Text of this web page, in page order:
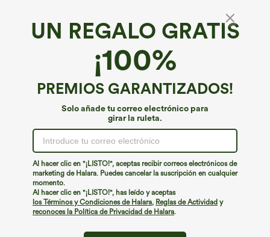
UN REGALO GRATIS
¡100%
PREMIOS GARANTIZADOS!
Solo añade tu correo electrónico para
girar la ruleta.
Al hacer clic en "¡LISTO!", aceptas recibir correos electrónicos de
marketing de Halara. Puedes cancelar la suscripción en cualquier
momento.
Al hacer clic en "¡LISTO!", has leído y aceptas
los Términos y Condiciones de Halara, Reglas de Actividad y
reconoces la Política de Privacidad de Halara.
¡Ups!
No podemos encontrar la página que estás buscando.
Seguir comprando